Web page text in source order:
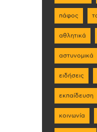
πάφος
αθλητικά
αστυνομικά
ειδήσεις
εκπαίδευση
κοινωνία